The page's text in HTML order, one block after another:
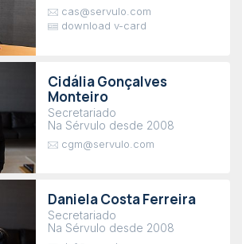
cas@servulo.com
download v-card
Cidália Gonçalves
Monteiro
Secretariado
Na Sérvulo desde 2008
cgm@servulo.com
Daniela Costa Ferreira
Secretariado
Na Sérvulo desde 2008